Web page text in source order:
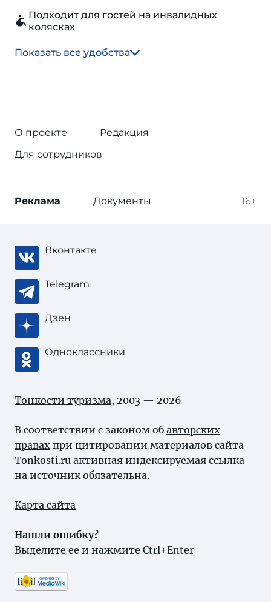
Подходит для гостей на инвалидных
колясках
Показать все удобства
О проекте
Редакция
Для сотрудников
16+
Реклама Документы
Вконтакте
Telegram
Дзен
Одноклассники
Тонкости туризма, 2003 — 2026
В соответствии с законом об авторских
правах при цитировании материалов сайта
Tonkosti.ru активная индексируемая ссылка
на источник обязательна.
Карта сайта
Нашли ошибку?
Выделите ее и нажмите Ctrl+Enter